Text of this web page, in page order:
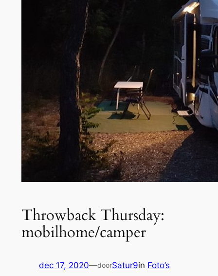
Throwback Thursday:
mobilhome/camper
dec 17, 2020—doorSatur9in Foto’s